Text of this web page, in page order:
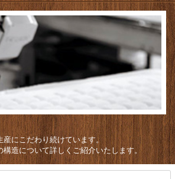
にこだわり続けています。
造について詳しくご紹介いたします。